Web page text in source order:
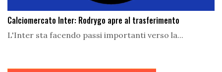
Calciomercato Inter: Rodrygo apre al trasferimento
L'Inter sta facendo passi importanti verso la...